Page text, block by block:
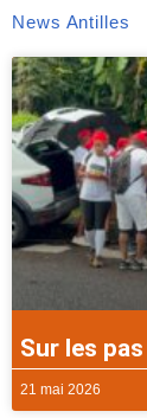
News Antilles
Sur les
21 mai 2026